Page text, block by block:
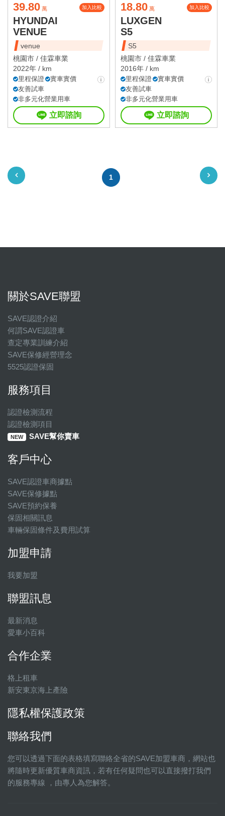
39.80 萬 加入比較
HYUNDAI
VENUE
venue
桃園市 / 佳霖車業
2022年 / km
里程保證
實車實價
友善試車
非多元化營業用車
立即諮詢
18.80 萬 加入比較
LUXGEN
S5
S5
桃園市 / 佳霖車業
2016年 / km
里程保證
實車實價
友善試車
非多元化營業用車
立即諮詢
1
關於SAVE聯盟
SAVE認證介紹
何謂SAVE認證車
查定專業訓練介紹
SAVE保修經營理念
5525認證保固
服務項目
認證檢測流程
認證檢測項目
NEW SAVE幫你賣車
客戶中心
SAVE認證車商據點
SAVE保修據點
SAVE預約保養
保固相關訊息
車輛保固條件及費用試算
加盟申請
我要加盟
聯盟訊息
最新消息
愛車小百科
合作企業
格上租車
新安東京海上產險
隱私權保護政策
聯絡我們
您可以透過下面的表格填寫聯絡全省的SAVE加盟車商，網站也
將隨時更新優質車商資訊，若有任何疑問也可以直接撥打我們
的服務專線 ，由專人為您解答。